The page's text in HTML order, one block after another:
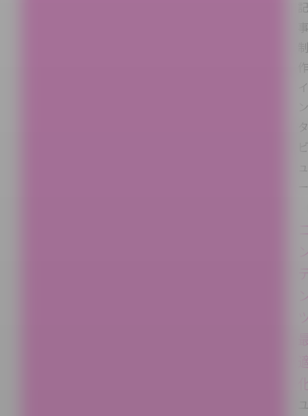
記
事
制
作
イ
ン
タ
ビ
ュ
ー
ユ